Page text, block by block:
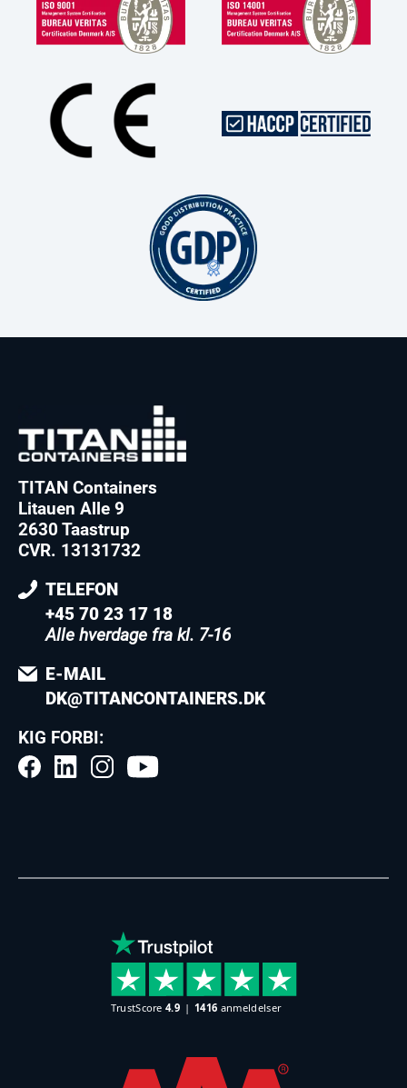
TITAN Containers
Litauen Alle 9
2630 Taastrup
CVR. 13131732
TELEFON
+45 70 23 17 18
Alle hverdage fra kl. 7-16
E-MAIL
DK@TITANCONTAINERS.DK
KIG FORBI: